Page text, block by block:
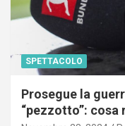
SPETTACOLO
Prosegue la
“pezzotto”: cosa